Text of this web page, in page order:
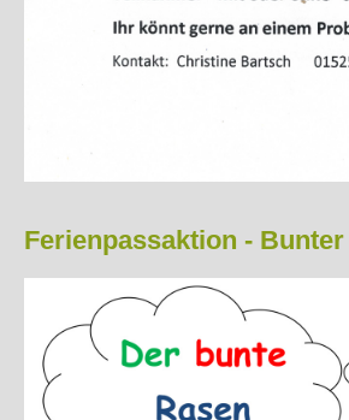
Ferienpassaktion - Bunter